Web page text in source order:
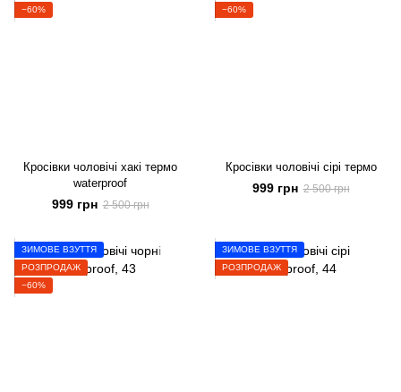
−60%
Кросівки чоловічі хакі термо
waterproof
999 грн 2 500 грн
−60%
Кросівки чоловічі сірі термо
999 грн 2 500 грн
ЗИМОВЕ ВЗУТТЯ
РОЗПРОДАЖ
−60%
ЗИМОВЕ ВЗУТТЯ
РОЗПРОДАЖ